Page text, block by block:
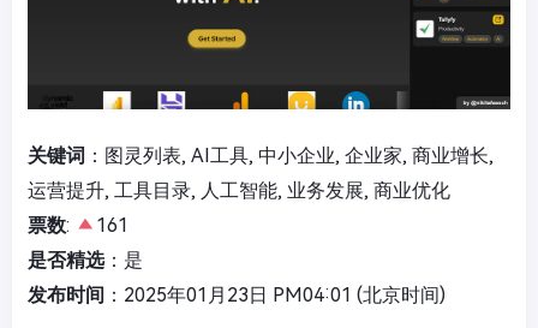
关键词 ：图灵列表, AI工具, 中小企业, 企业家, 商业增长,
运营提升, 工具目录, 人工智能, 业务发展, 商业优化
票数:
161
是否精选：是
发布时间 ：2025年01月23日 PM04:01 (北京时间)